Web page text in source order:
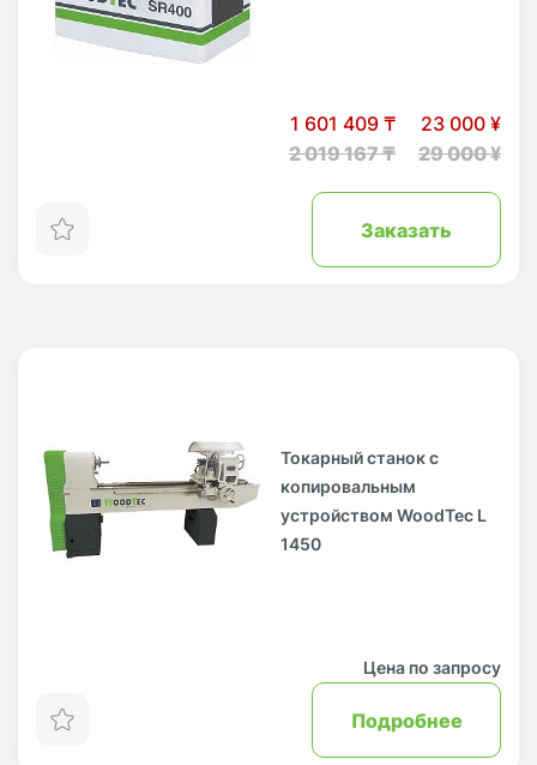
1 601 409 ₸
2 019 167 ₸
23 000 ¥
29 000 ¥
Заказать
Токарный станок с
копировальным
устройством WoodTec L
1450
Цена по запросу
Подробнее